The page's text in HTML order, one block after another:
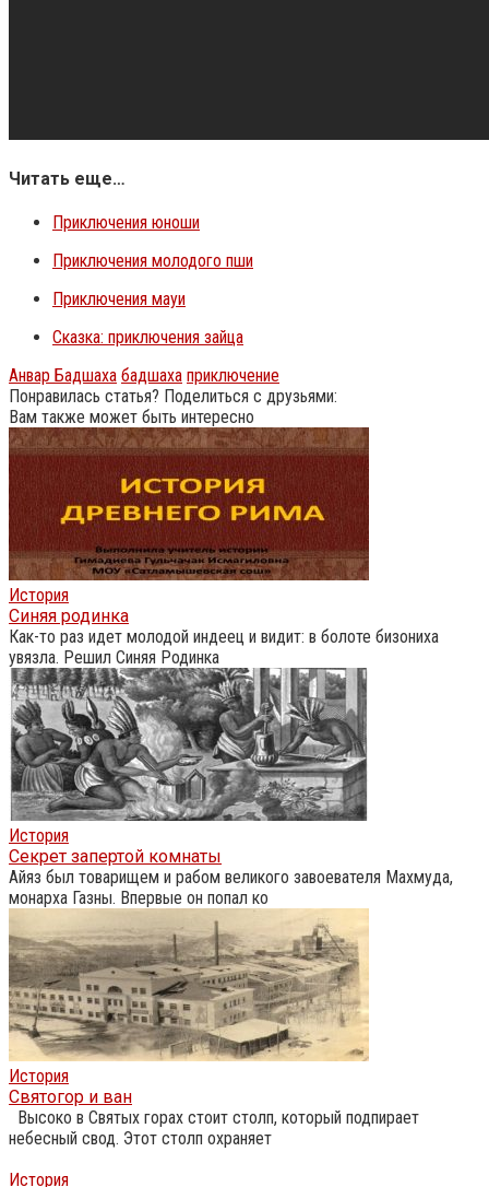
Читать еще…
Приключения юноши
Приключения молодого пши
Приключения мауи
Сказка: приключения зайца
Анвар Бадшаха бадшаха приключение
Понравилась статья? Поделиться с друзьями:
Вам также может быть интересно
История
Синяя родинка
Как-то раз идет молодой индеец и видит: в болоте бизониха
увязла. Решил Синяя Родинка
История
Секрет запертой комнаты
Айяз был товарищем и рабом великого завоевателя Махмуда,
монарха Газны. Впервые он попал ко
История
Святогор и ван
Высоко в Святых горах стоит столп, который подпирает
небесный свод. Этот столп охраняет
История